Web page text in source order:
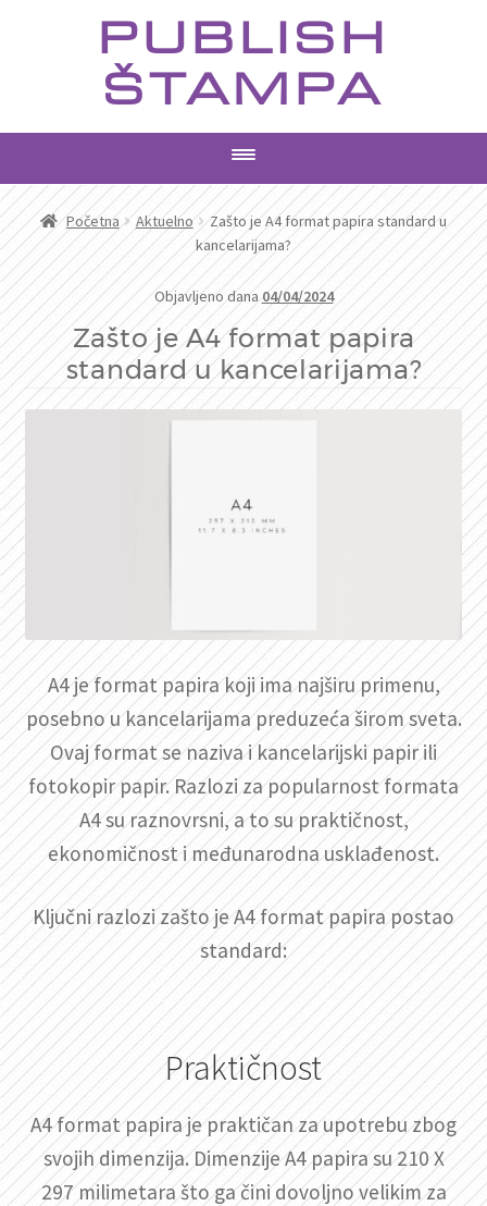
PUBLISH
ŠTAMPA
PROIZVODI
USLUGE
AKTUELNO
KONTAKT
Početna Aktuelno
Zašto je A4 format papira standard u
kancelarijama?
Objavljeno dana04/04/2024
Zašto je A4 format papira
standard u kancelarijama?
A4 je format papira koji ima najširu primenu,
posebno u kancelarijama preduzeća širom sveta.
Ovaj format se naziva i kancelarijski papir ili
fotokopir papir. Razlozi za popularnost formata
A4 su raznovrsni, a to su praktičnost,
ekonomičnost i međunarodna usklađenost.
Ključni razlozi zašto je A4 format papira postao
standard:
Praktičnost
A4 format papira je praktičan za upotrebu zbog
svojih dimenzija. Dimenzije A4 papira su 210 X
297 milimetara što ga čini dovoljno velikim za